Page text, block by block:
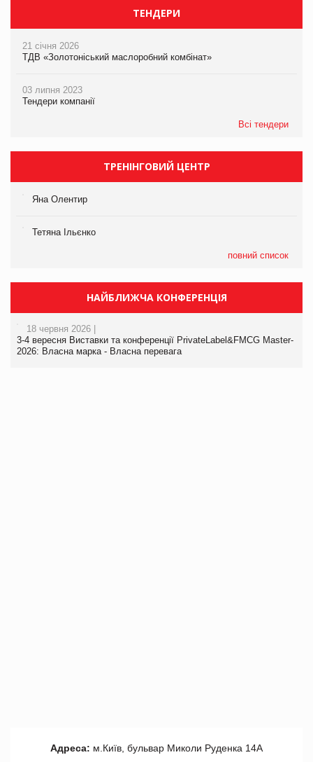
ТЕНДЕРИ
21 січня 2026
ТДВ «Золотоніський маслоробний комбінат»
03 липня 2023
Тендери компанії
Всі тендери
ТРЕНІНГОВИЙ ЦЕНТР
Яна Олентир
Тетяна Ільєнко
повний список
НАЙБЛИЖЧА КОНФЕРЕНЦІЯ
18 червня 2026 |
3-4 вересня Виставки та конференції PrivateLabel&FMCG Master-
2026: Власна марка - Власна перевага
Адреса: м.Київ, бульвар Миколи Руденка 14А